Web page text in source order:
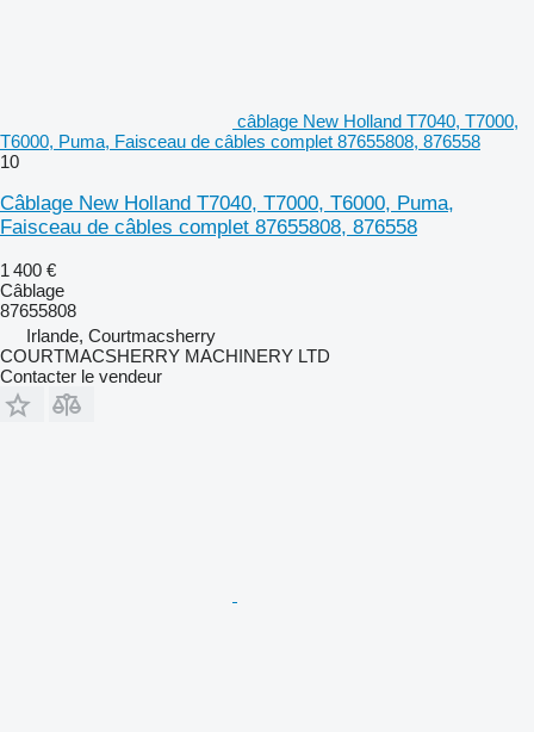
câblage New Holland T7040, T7000,
T6000, Puma, Faisceau de câbles complet 87655808, 876558
10
Câblage New Holland T7040, T7000, T6000, Puma,
Faisceau de câbles complet 87655808, 876558
1 400 €
Câblage
87655808
Irlande, Courtmacsherry
COURTMACSHERRY MACHINERY LTD
Contacter le vendeur